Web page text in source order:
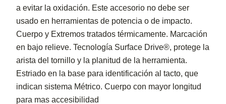
a evitar la oxidación. Este accesorio no debe ser
usado en herramientas de potencia o de impacto.
Cuerpo y Extremos tratados térmicamente. Marcación
en bajo relieve. Tecnología Surface Drive®, protege la
arista del tornillo y la planitud de la herramienta.
Estriado en la base para identificación al tacto, que
indican sistema Métrico. Cuerpo con mayor longitud
para mas accesibilidad